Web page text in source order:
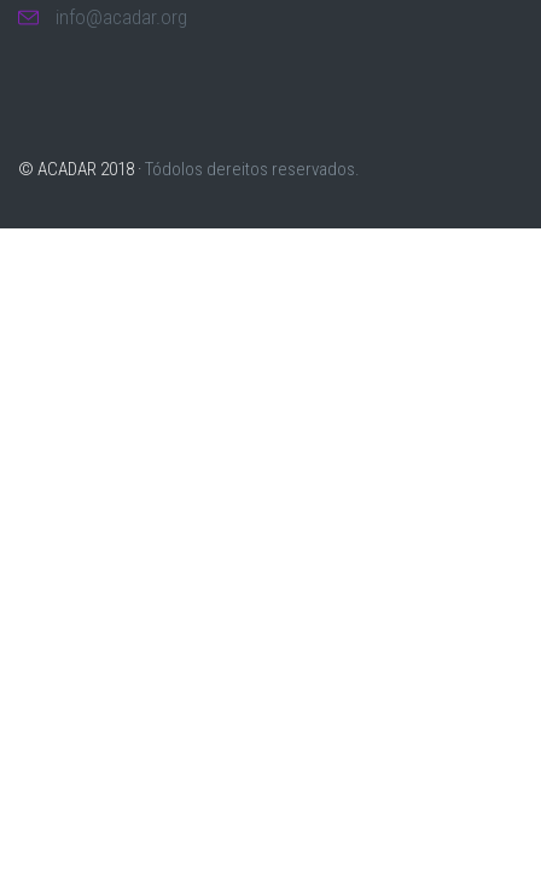
info@acadar.org
© ACADAR 2018 · Tódolos dereitos reservados.